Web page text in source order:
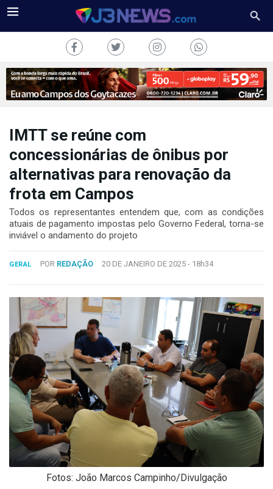
TV
COLUNAS
FALE
CONOSCO
Copyright
2024
Desenvolvido
por
Hesea
Tecnologia
Sistemas
IMTT se reúne com
concessionárias de ônibus por
alternativas para renovação da
frota em Campos
Todos os representantes entendem que, com as condições
atuais de pagamento impostas pelo Governo Federal, torna-se
inviável o andamento do projeto
GERAL POR REDAÇÃO 20 DE JANEIRO DE 2025 - 18h34
Fotos: João Marcos Campinho/Divulgação